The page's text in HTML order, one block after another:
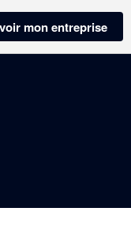
mon entreprise